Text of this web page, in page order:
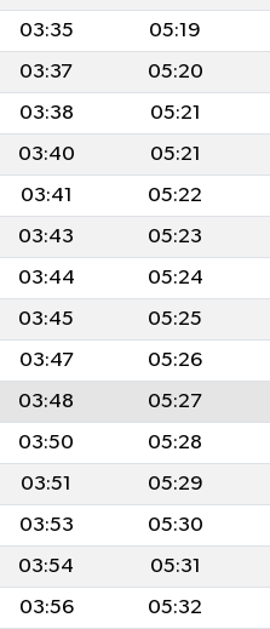
03:35 05:19
03:37 05:20
03:38 05:21
03:40 05:21
03:41 05:22
03:43 05:23
03:44 05:24
03:45 05:25
03:47 05:26
03:48 05:27
03:50 05:28
03:51 05:29
03:53 05:30
03:54 05:31
03:56 05:32